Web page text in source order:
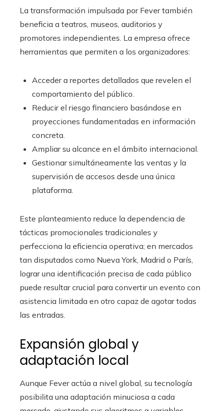
La transformación impulsada por Fever también
beneficia a teatros, museos, auditorios y
promotores independientes. La empresa ofrece
herramientas que permiten a los organizadores:
Acceder a reportes detallados que revelen el
comportamiento del público.
Reducir el riesgo financiero basándose en
proyecciones fundamentadas en información
concreta.
Ampliar su alcance en el ámbito internacional.
Gestionar simultáneamente las ventas y la
supervisión de accesos desde una única
plataforma.
Este planteamiento reduce la dependencia de
tácticas promocionales tradicionales y
perfecciona la eficiencia operativa; en mercados
tan disputados como Nueva York, Madrid o París,
lograr una identificación precisa de cada público
puede resultar crucial para convertir un evento con
asistencia limitada en otro capaz de agotar todas
las entradas.
Expansión global y
adaptación local
Aunque Fever actúa a nivel global, su tecnología
posibilita una adaptación minuciosa a cada